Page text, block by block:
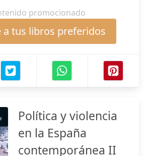
promocionado
a tus libros preferidos
Política y violencia
en la España
contemporánea II